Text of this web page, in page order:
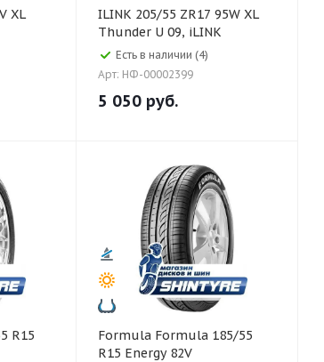
ILINK 205/55 ZR17 95W XL
Thunder U 09, iLINK
Есть в наличии (4)
Арт: НФ-00002399
5 050 руб.
Formula Formula 185/55
R15 Energy 82V